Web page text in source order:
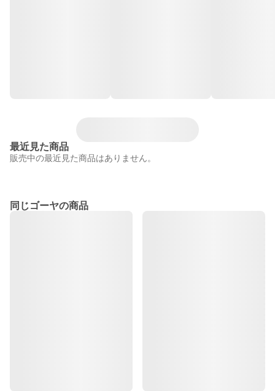
最近見た商品
販売中の最近見た商品はありません。
同じゴーヤの商品